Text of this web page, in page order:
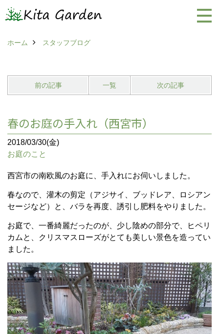
ホーム スタッフブログ
前の記事 一覧 次の記事
春のお庭の手入れ（西宮市）
2018/03/30(金)
お庭のこと
西宮市の南欧風のお庭に、手入れにお伺いしました。
春なので、灌木の剪定（アジサイ、ブッドレア、ロシアン
セージなど）と、バラを再度、誘引し肥料をやりました。
お庭で、一番綺麗だったのが、少し陰めの部分で、ヒペリ
カムと、クリスマスローズがとても美しい景色を造ってい
ました。